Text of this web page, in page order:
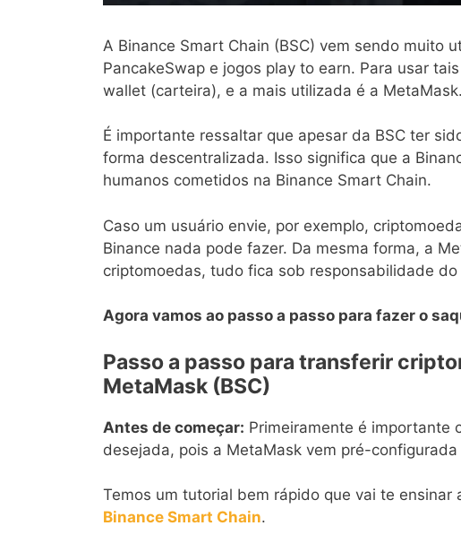
A Binance Smart Chain (BSC) vem sendo muito
PancakeSwap e jogos play to earn. Para usar
wallet (carteira), e a mais utilizada é a MetaMask.
É importante ressaltar que apesar da BSC ter
forma descentralizada. Isso significa que a
humanos cometidos na Binance Smart Chain.
Caso um usuário envie, por exemplo,
Binance nada pode fazer. Da mesma forma, a
criptomoedas, tudo fica sob responsabilidade do
Agora vamos ao passo a passo para fazer o
Passo a passo para transferir
MetaMask (BSC)
Antes de começar: Primeiramente é importante
desejada, pois a MetaMask vem pré-
Temos um tutorial bem rápido que vai te ensinar
Binance Smart Chain.